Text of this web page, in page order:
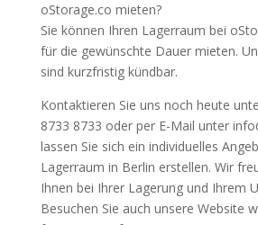
oStorage.co mieten?
Sie können Ihren Lagerraum bei
für die gewünschte Dauer mieten.
sind kurzfristig kündbar.
Kontaktieren Sie uns noch heute
8733 8733 oder per E-Mail unter
lassen Sie sich ein individuelles
Lagerraum in Berlin erstellen. Wir
Ihnen bei Ihrer Lagerung und Ihrem
Besuchen Sie auch unsere Website